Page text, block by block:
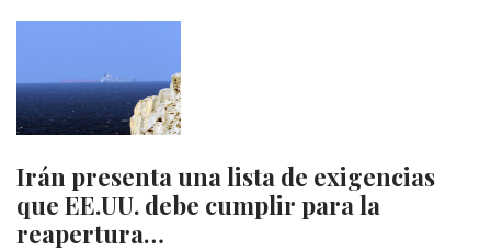
Irán presenta una lista de exigencias
que EE.UU. debe cumplir para la
reapertura…